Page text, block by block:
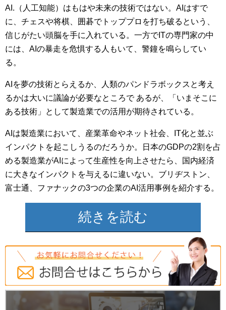
AI.（人工知能）はもはや未来の技術ではない。AIはすで
に、チェスや将棋、囲碁でトッププロを打ち破るという、
信じがたい頭脳を手に入れている。一方でITの専門家の中
には、AIの暴走を危惧する人もいて、警鐘を鳴らしてい
る。
AIを夢の技術とらえるか、人類のパンドラボックスと考え
るかは大いに議論が必要なところで あるが、「いまそこに
ある技術」として製造業での活用が期待されている。
AIは製造業において、産業革命やネット社会、IT化と並ぶ
インパクトを起こしうるのだろうか。日本のGDPの2割を占
める製造業がAIによって生産性を向上させたら、国内経済
に大きなインパクトを与えるに違いない。ブリヂストン、
富士通、ファナックの3つの企業のAI活用事例を紹介する。
続きを読む